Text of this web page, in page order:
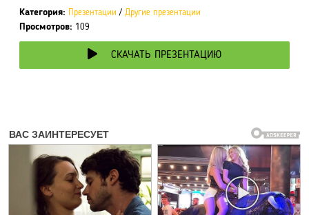
Категория: Презентации / Другие презентации
Просмотров: 109
СКАЧАТЬ ПРЕЗЕНТАЦИЮ